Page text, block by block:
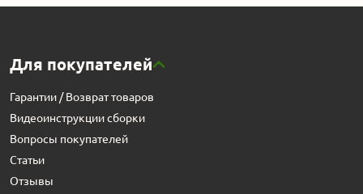
Для покупателей
Гарантии / Возврат товаров
Видеоинструкции сборки
Вопросы покупателей
Статьи
Отзывы